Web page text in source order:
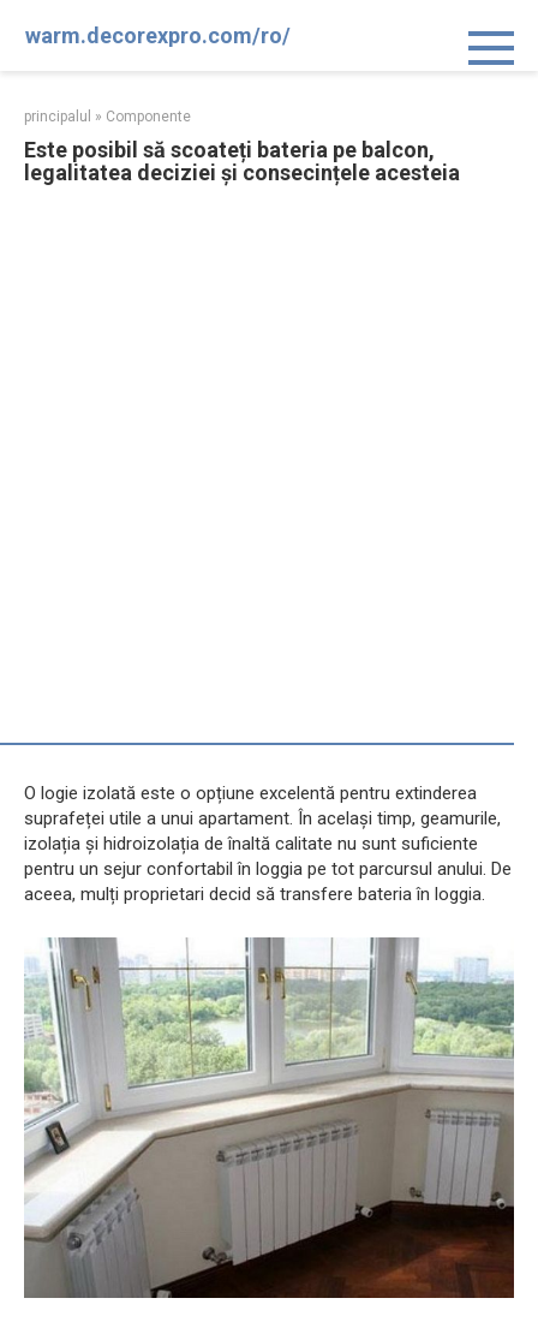
warm.decorexpro.com/ro/
principalul » Componente
Este posibil să scoateți bateria pe balcon,
legalitatea deciziei și consecințele acesteia
O logie izolată este o opțiune excelentă pentru extinderea
suprafeței utile a unui apartament. În același timp, geamurile,
izolația și hidroizolația de înaltă calitate nu sunt suficiente
pentru un sejur confortabil în loggia pe tot parcursul anului. De
aceea, mulți proprietari decid să transfere bateria în loggia.